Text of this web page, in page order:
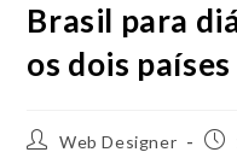
Brasil para
os dois países
Web Designer